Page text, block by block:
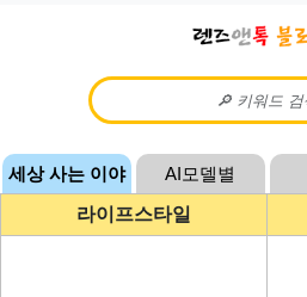
세상 사는 이야
AI모델별
라이프스타일